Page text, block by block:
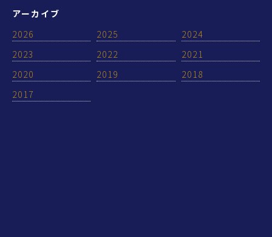
アーカイブ
2026
2025
2024
2023
2022
2021
2020
2019
2018
2017